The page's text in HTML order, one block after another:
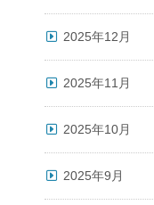
2025年12月
2025年11月
2025年10月
2025年9月